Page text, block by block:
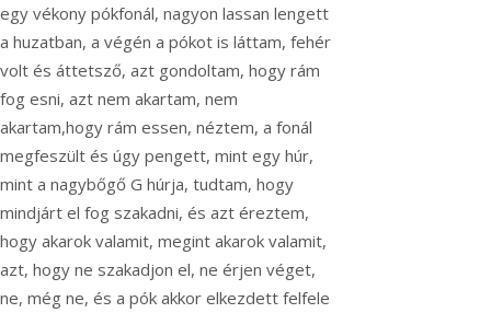
egy vékony pókfonál, nagyon lassan lengett
a huzatban, a végén a pókot is láttam, fehér
volt és áttetsző, azt gondoltam, hogy rám
fog esni, azt nem akartam, nem
akartam,hogy rám essen, néztem, a fonál
megfeszült és úgy pengett, mint egy húr,
mint a nagybőgő G húrja, tudtam, hogy
mindjárt el fog szakadni, és azt éreztem,
hogy akarok valamit, megint akarok valamit,
azt, hogy ne szakadjon el, ne érjen véget,
ne, még ne, és a pók akkor elkezdett felfele